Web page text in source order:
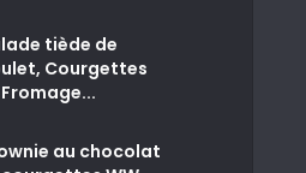
tiède de
Courgettes
au chocolat